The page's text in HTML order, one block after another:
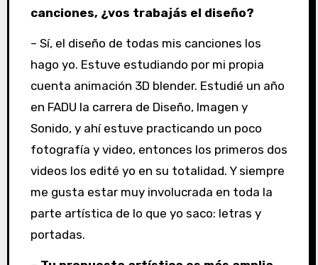
canciones, ¿vos trabajás el diseño?
– Sí, el diseño de todas mis canciones los
hago yo. Estuve estudiando por mi propia
cuenta animación 3D blender. Estudié un año
en FADU la carrera de Diseño, Imagen y
Sonido, y ahí estuve practicando un poco
fotografía y video, entonces los primeros dos
videos los edité yo en su totalidad. Y siempre
me gusta estar muy involucrada en toda la
parte artística de lo que yo saco: letras y
portadas.